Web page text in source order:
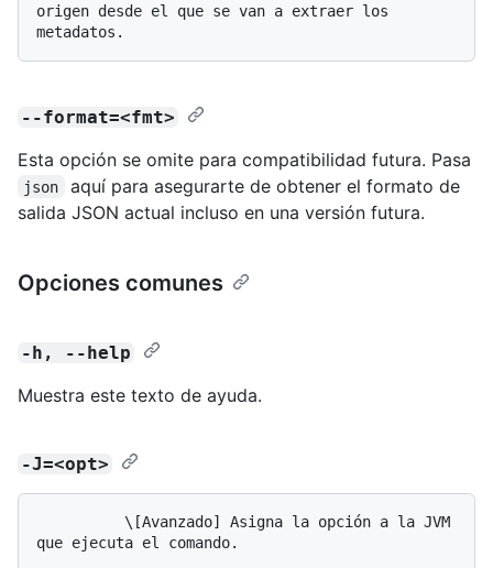
origen desde el que se van a extraer los
--format=<fmt>
Esta opción se omite para compatibilidad futura. Pasa
json
aquí para asegurarte de obtener el formato de
salida JSON actual incluso en una versión futura.
Opciones comunes
-h, --help
Muestra este texto de ayuda.
-J=<opt>